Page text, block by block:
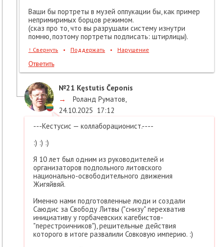
Ваши бы портреты в музей оппукации бы, как пример
непримиримых борцов режимом.
(сказ про то, что вы разрушали систему изнутри
помню, поэтому портреты подписать: штирлицы).
↑ Свернуть • Поддержать • Нарушение
Ответить
№21 Kęstutis Čeponis
→
Роланд Руматов,
24.10.2025 17:12
---Кестусис — коллаборационист.----
:) :) :)
Я 10 лет был одним из руководителей и
организаторов подпольного литовского
национально-освободительного движения
Жигяйвяй.
Именно нами подготовленные люди и создали
Саюдис за Свободу Литвы ("снизу" перехватив
инициативу у горбачевских кагебистов-
"перестроичников"), решительные действия
которого в итоге развалили Совковую империю. :)